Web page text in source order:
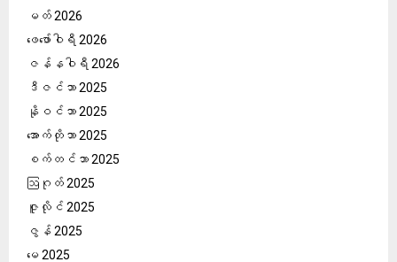
မတ် 2026
ဖေ‌ဖော်ဝါရီ 2026
ဇန်နဝါရီ 2026
ဒီဇင်ဘာ 2025
နိုဝင်ဘာ 2025
အောက်တိုဘာ 2025
စက်တင်ဘာ 2025
ဩဂုတ် 2025
ဇူလိုင် 2025
ဇွန် 2025
မေ 2025